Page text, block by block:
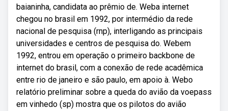
baianinha, candidata ao prêmio de. Weba internet
chegou no brasil em 1992, por intermédio da rede
nacional de pesquisa (rnp), interligando as principais
universidades e centros de pesquisa do. Webem
1992, entrou em operação o primeiro backbone de
internet do brasil, com a conexão de rede acadêmica
entre rio de janeiro e são paulo, em apoio à. Webo
relatório preliminar sobre a queda do avião da voepass
em vinhedo (sp) mostra que os pilotos do avião